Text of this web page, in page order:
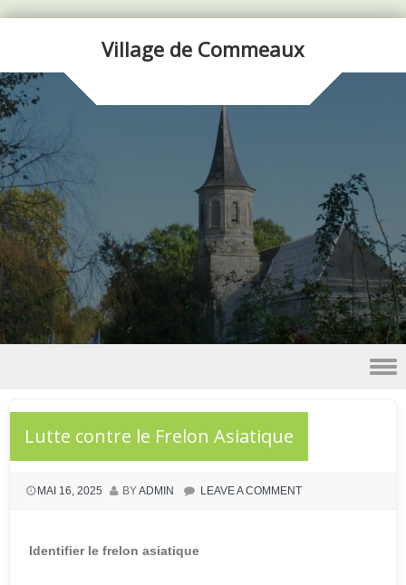
Village de Commeaux
Lutte contre le Frelon Asiatique
MAI 16, 2025 BYADMIN LEAVE A COMMENT
Identifier le frelon asiatique